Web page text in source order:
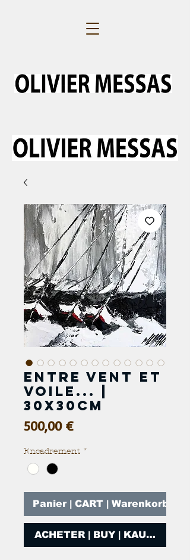
Entre vent et
voile... |
30x30cm
500,00 €Prix
Encadrement *
Panier | CART | Warenkorb
ACHETER | BUY | KAUFEN